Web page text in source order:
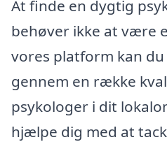
At finde en dygtig
behøver ikke at være
vores platform kan
gennem en række
psykologer i dit
hjælpe dig med at